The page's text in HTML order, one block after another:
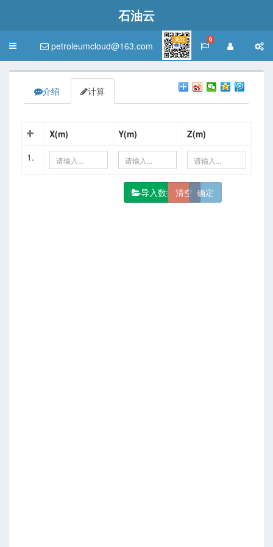
石油云
Toggle
petroleumcloud@163.com
关注 9
介绍 计算
X(m) Y(m)
Z(m)
1.
导入数据